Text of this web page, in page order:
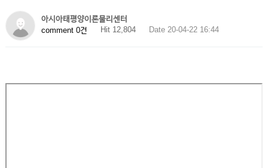
아시아태평양이론물리센터
comment 0건
Hit 12,804 Date 20-04-22 16:44